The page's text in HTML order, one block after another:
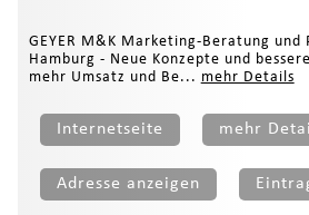
GEYER M&K Marketing-Beratung und
Hamburg - Neue Konzepte und
mehr Umsatz und Be... mehr Details
Internetseite mehr
Adresse anzeigen